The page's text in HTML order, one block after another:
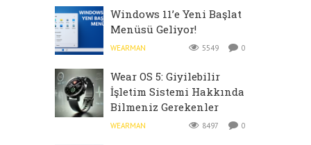
Windows 11’e Yeni Başlat
Menüsü Geliyor!
WEARMAN 5549 0
Wear OS 5: Giyilebilir
İşletim Sistemi Hakkında
Bilmeniz Gerekenler
WEARMAN 8497 0